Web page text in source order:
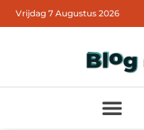
Vrijdag 7 Augustus 2026